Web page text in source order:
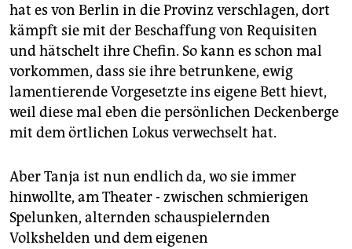
hat es von Berlin in die Provinz verschlagen, dort
kämpft sie mit der Beschaffung von Requisiten
und hätschelt ihre Chefin. So kann es schon mal
vorkommen, dass sie ihre betrunkene, ewig
lamentierende Vorgesetzte ins eigene Bett hievt,
weil diese mal eben die persönlichen Deckenberge
mit dem örtlichen Lokus verwechselt hat.
Aber Tanja ist nun endlich da, wo sie immer
hinwollte, am Theater - zwischen schmierigen
Spelunken, alternden schauspielernden
Volkshelden und dem eigenen